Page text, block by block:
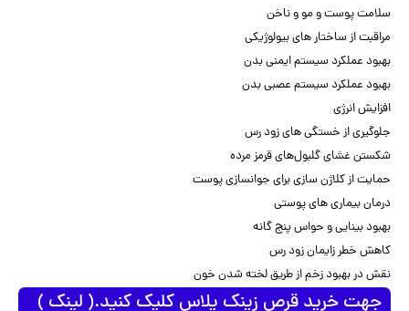
سلامت پوست و مو و ناخن
مراقبت از ساختار های بیولوژیکی
بهبود عملکرد سیستم ایمنی بدن
بهبود عملکرد سیستم عصبی بدن
افزایش انرژی
جلوگیری از خستگی های زود رس
شکستن غشای گلبول‌های قرمز مرده
حمایت از کلاژن سازی برای جوانسازی پوست
درمان بیماری های پوستی
بهبود بینایی و حواس پنج گانه
کاهش خطر زایمان زود رس
نقش در بهبود زخم از طریق لخته شدن خون
جهت خرید قرص زینک پلاس کلیک کنید.( لینک )